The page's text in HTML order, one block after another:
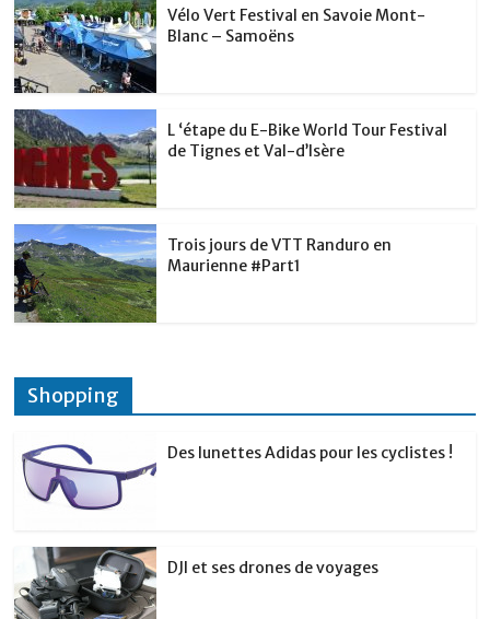
Vélo Vert Festival en Savoie Mont-
Blanc – Samoëns
L ‘étape du E-Bike World Tour Festival
de Tignes et Val-d’Isère
Trois jours de VTT Randuro en
Maurienne #Part1
Shopping
Des lunettes Adidas pour les cyclistes !
DJI et ses drones de voyages